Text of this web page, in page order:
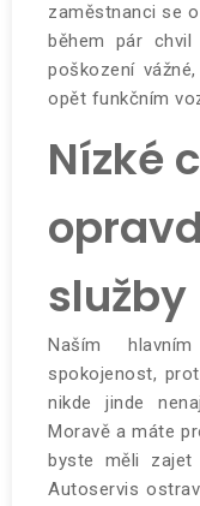
zaměstnanci se
během pár
poškození
opět funkčním
Nízké
služby
Naším
spokojenost,
nikde jinde
Moravě a máte
byste měli zajet
Autoservis